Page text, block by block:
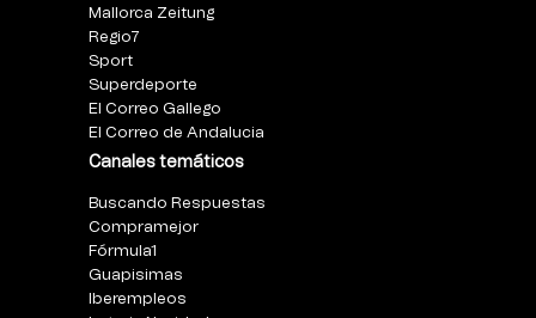
Mallorca Zeitung
Regio7
Sport
Superdeporte
El Correo Gallego
El Correo de Andalucia
Canales temáticos
Buscando Respuestas
Compramejor
Fórmula1
Guapisimas
Iberempleos